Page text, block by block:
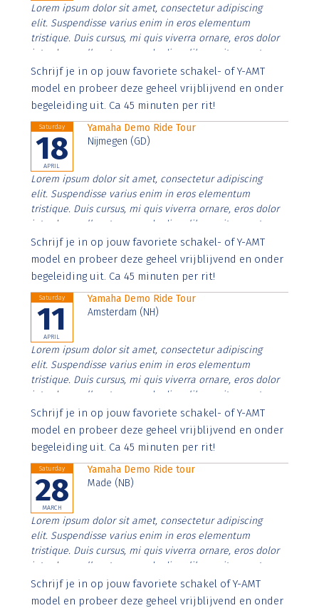
Lorem ipsum dolor sit amet, consectetur adipiscing
elit. Suspendisse varius enim in eros elementum
tristique. Duis cursus, mi quis viverra ornare, eros dolor
interdum nulla, ut commodo diam libero vitae erat.
Aenean faucibus nibh et justo cursus id rutrum lorem
imperdiet. Nunc ut sem vitae risus tristique posuere.
Schrijf je in op jouw favoriete schakel- of Y-AMT
model en probeer deze geheel vrijblijvend en onder
begeleiding uit. Ca 45 minuten per rit!
Saturday
18
APRIL
Yamaha Demo Ride Tour
Nijmegen (GD)
Lorem ipsum dolor sit amet, consectetur adipiscing
elit. Suspendisse varius enim in eros elementum
tristique. Duis cursus, mi quis viverra ornare, eros dolor
interdum nulla, ut commodo diam libero vitae erat.
Aenean faucibus nibh et justo cursus id rutrum lorem
imperdiet. Nunc ut sem vitae risus tristique posuere.
Schrijf je in op jouw favoriete schakel- of Y-AMT
model en probeer deze geheel vrijblijvend en onder
begeleiding uit. Ca 45 minuten per rit!
Saturday
11
APRIL
Yamaha Demo Ride Tour
Amsterdam (NH)
Lorem ipsum dolor sit amet, consectetur adipiscing
elit. Suspendisse varius enim in eros elementum
tristique. Duis cursus, mi quis viverra ornare, eros dolor
interdum nulla, ut commodo diam libero vitae erat.
Aenean faucibus nibh et justo cursus id rutrum lorem
imperdiet. Nunc ut sem vitae risus tristique posuere.
Schrijf je in op jouw favoriete schakel- of Y-AMT
model en probeer deze geheel vrijblijvend en onder
begeleiding uit. Ca 45 minuten per rit!
Saturday
28
MARCH
Yamaha Demo Ride tour
Made (NB)
Lorem ipsum dolor sit amet, consectetur adipiscing
elit. Suspendisse varius enim in eros elementum
tristique. Duis cursus, mi quis viverra ornare, eros dolor
interdum nulla, ut commodo diam libero vitae erat.
Aenean faucibus nibh et justo cursus id rutrum lorem
imperdiet. Nunc ut sem vitae risus tristique posuere.
Schrijf je in op jouw favoriete schakel of Y-AMT
model en probeer deze geheel vrijblijvend en onder